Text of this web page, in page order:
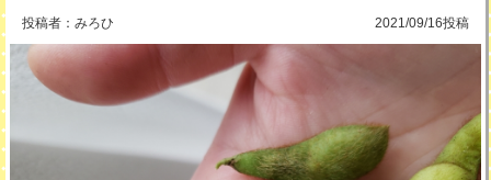
投稿者： みろひ 2021/09/16投稿